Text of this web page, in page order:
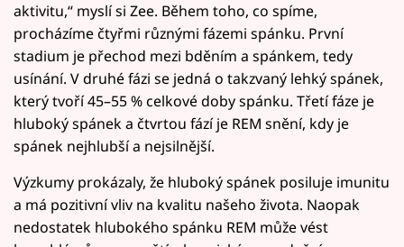
aktivitu,“ myslí si Zee. Během toho, co spíme,
procházíme čtyřmi různými fázemi spánku. První
stadium je přechod mezi bděním a spánkem, tedy
usínání. V druhé fázi se jedná o takzvaný lehký spánek,
který tvoří 45–55 % celkové doby spánku. Třetí fáze je
hluboký spánek a čtvrtou fází je REM snění, kdy je
spánek nejhlubší a nejsilnější.
Výzkumy prokázaly, že hluboký spánek posiluje imunitu
a má pozitivní vliv na kvalitu našeho života. Naopak
nedostatek hlubokého spánku REM může vést